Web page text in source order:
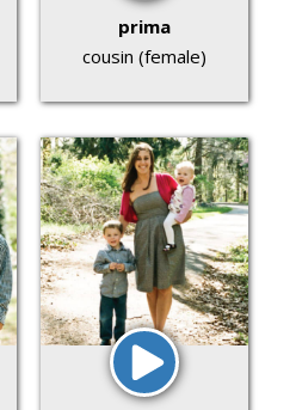
prima
cousin (female)